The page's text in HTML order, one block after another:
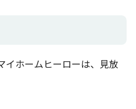
イホームヒーローは、見放